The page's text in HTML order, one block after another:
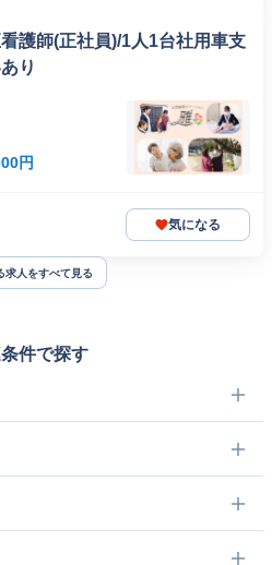
護師(正社員)/1人1台社用車支
り
円
気になる
求人をすべて見る
件で探す